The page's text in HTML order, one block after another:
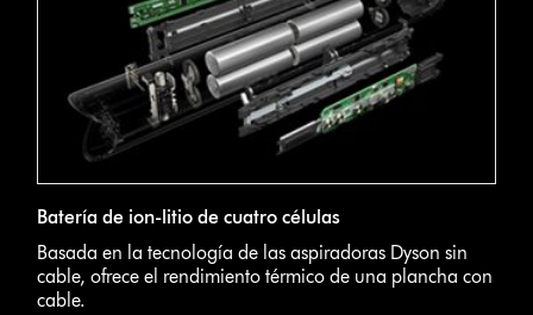
Batería de ion-litio de cuatro células
Basada en la tecnología de las aspiradoras Dyson sin
cable, ofrece el rendimiento térmico de una plancha con
cable.